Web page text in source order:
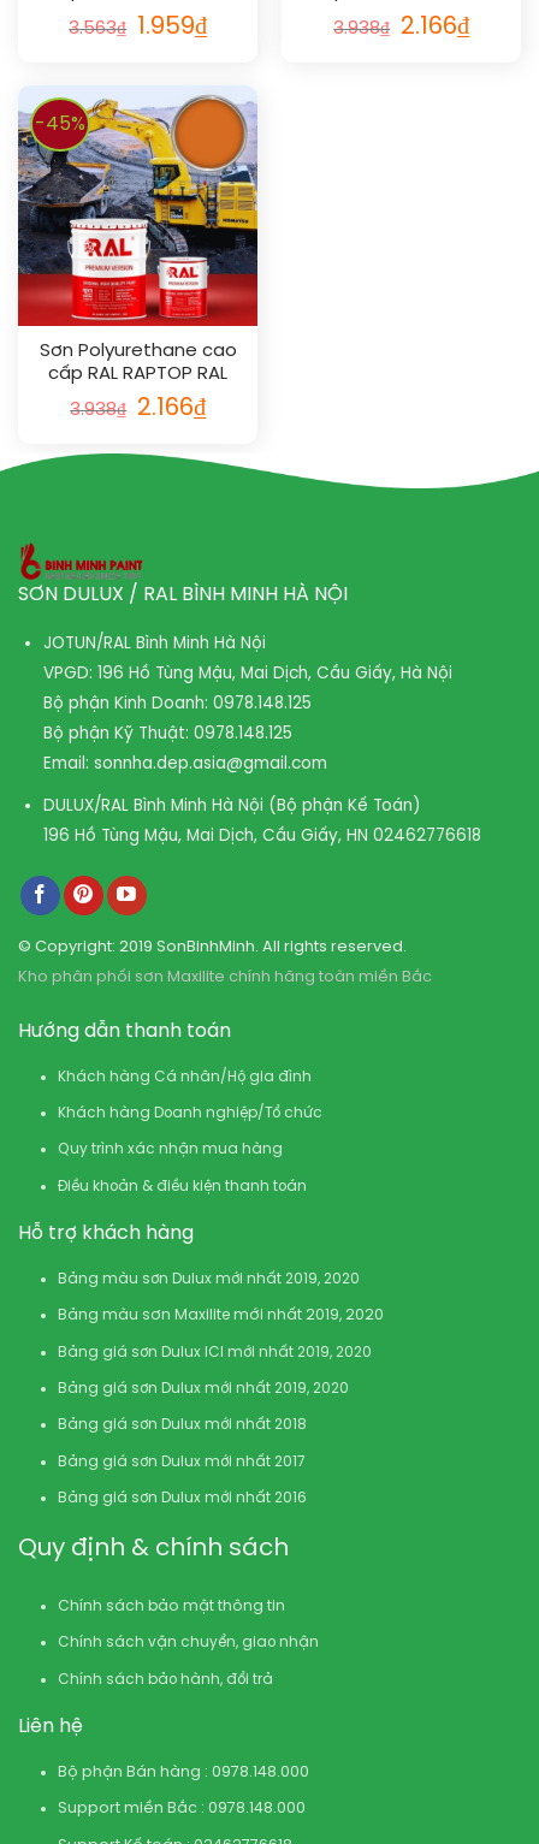
1017
3.563₫ 1.959₫
2002
3.938₫ 2.166₫
-45%
Sơn Polyurethane cao
cấp RAL RAPTOP RAL
2008
3.938₫ 2.166₫
SƠN DULUX / RAL BÌNH MINH HÀ NỘI
JOTUN/RAL Bình Minh Hà Nội
VPGD: 196 Hồ Tùng Mậu, Mai Dịch, Cầu Giấy, Hà Nội
Bộ phận Kinh Doanh: 0978.148.125
Bộ phận Kỹ Thuật: 0978.148.125
Email: sonnha.dep.asia@gmail.com
DULUX/RAL Bình Minh Hà Nội (Bộ phận Kế Toán)
196 Hồ Tùng Mậu, Mai Dịch, Cầu Giấy, HN 02462776618
© Copyright: 2019 SonBinhMinh. All rights reserved.
Kho phân phối sơn Maxilite chính hãng toàn miền Bắc
Hướng dẫn thanh toán
Khách hàng Cá nhân/Hộ gia đình
Khách hàng Doanh nghiệp/Tổ chức
Quy trình xác nhận mua hàng
Điều khoản & điều kiện thanh toán
Hỗ trợ khách hàng
Bảng màu sơn Dulux mới nhất 2019, 2020
Bảng màu sơn Maxilite mới nhất 2019, 2020
Bảng giá sơn Dulux ICI mới nhất 2019, 2020
Bảng giá sơn Dulux mới nhất 2019, 2020
Bảng giá sơn Dulux mới nhất 2018
Bảng giá sơn Dulux mới nhất 2017
Bảng giá sơn Dulux mới nhất 2016
Quy định & chính sách
Chính sách bảo mật thông tin
Chính sách vận chuyển, giao nhận
Chính sách bảo hành, đổi trả
Liên hệ
Bộ phận Bán hàng : 0978.148.000
Support miền Bắc : 0978.148.000